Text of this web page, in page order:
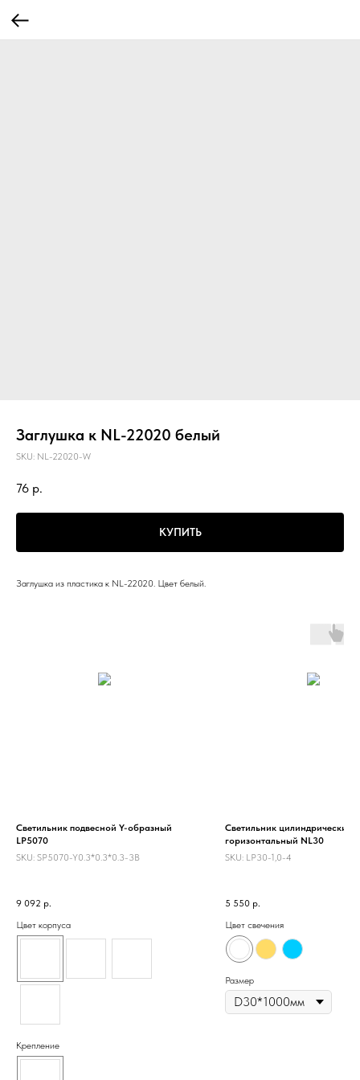
Заглушка к NL-22020 белый
SKU: NL-22020-W
76 р.
КУПИТЬ
Заглушка из пластика к NL-22020. Цвет белый.
Светильник подвесной Y-образный
LP5070
SKU: SP5070-Y0.3*0.3*0.3-3B
9 092 р.
Цвет корпуса
Крепление
Светильник цилиндрический
горизонтальный NL30
SKU: LP30-1,0-4
5 550 р.
Цвет свечения
Размер